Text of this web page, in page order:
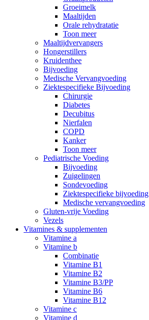
Groeimelk
Maaltijden
Orale rehydratatie
Toon meer
Maaltijdvervangers
Hongerstillers
Kruidenthee
Bijvoeding
Medische Vervangvoeding
Ziektespecifieke Bijvoeding
Chirurgie
Diabetes
Decubitus
Nierfalen
COPD
Kanker
Toon meer
Pediatrische Voeding
Bijvoeding
Zuigelingen
Sondevoeding
Ziektespecifieke bijvoeding
Medische vervangvoeding
Gluten-vrije Voeding
Vezels
Vitamines & supplementen
Vitamine a
Vitamine b
Combinatie
Vitamine B1
Vitamine B2
Vitamine B3/PP
Vitamine B6
Vitamine B12
Vitamine c
Vitamine d